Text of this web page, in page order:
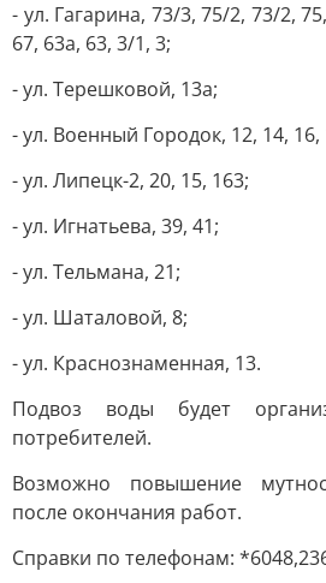
- ул. Гагарина, 73/3, 75/2, 73/2,
67, 63а, 63, 3/1, 3;
- ул. Терешковой, 13а;
- ул. Военный Городок, 12, 14, 16,
- ул. Липецк-2, 20, 15, 163;
- ул. Игнатьева, 39, 41;
- ул. Тельмана, 21;
- ул. Шаталовой, 8;
- ул. Краснознаменная, 13.
Подвоз воды будет
потребителей.
Возможно повышение
после окончания работ.
Справки по телефонам: